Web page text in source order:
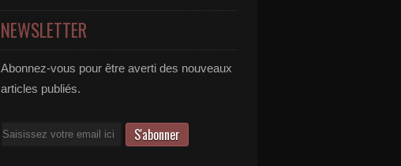
NEWSLETTER
Abonnez-vous pour être averti des nouveaux
articles publiés.
Email